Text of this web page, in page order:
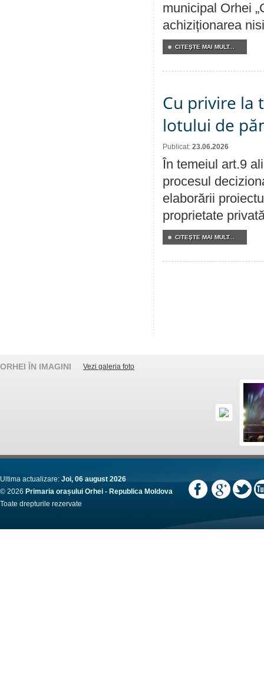
municipal Orhei
achiziționarea
CITEŞTE MAI MULT...
Cu privire la
lotului de
Publicat: 23.06.2026
În temeiul art.9
procesul
elaborării
proprietate
CITEŞTE MAI MULT...
ORHEI ÎN IMAGINI Vezi galeria foto
Ultima actualizare: Joi, 06 august 2026
© 2026 Primaria orașului Orhei - Republica Moldova
Toate drepturile rezervate